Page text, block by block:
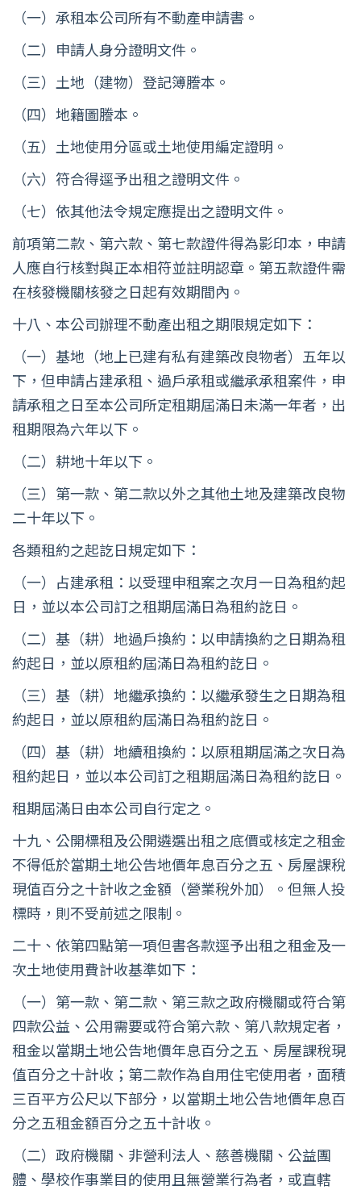
（一）承租本公司所有不動產申請書。
（二）申請人身分證明文件。
（三）土地（建物）登記簿謄本。
（四）地籍圖謄本。
（五）土地使用分區或土地使用編定證明。
（六）符合得逕予出租之證明文件。
（七）依其他法令規定應提出之證明文件。
前項第二款、第六款、第七款證件得為影印本，申請
人應自行核對與正本相符並註明認章。第五款證件需
在核發機關核發之日起有效期間內。
十八、本公司辦理不動產出租之期限規定如下：
（一）基地（地上已建有私有建築改良物者）五年以
下，但申請占建承租、過戶承租或繼承承租案件，申
請承租之日至本公司所定租期屆滿日未滿一年者，出
租期限為六年以下。
（二）耕地十年以下。
（三）第一款、第二款以外之其他土地及建築改良物
二十年以下。
各類租約之起訖日規定如下：
（一）占建承租：以受理申租案之次月一日為租約起
日，並以本公司訂之租期屆滿日為租約訖日。
（二）基（耕）地過戶換約：以申請換約之日期為租
約起日，並以原租約屆滿日為租約訖日。
（三）基（耕）地繼承換約：以繼承發生之日期為租
約起日，並以原租約屆滿日為租約訖日。
（四）基（耕）地續租換約：以原租期屆滿之次日為
租約起日，並以本公司訂之租期屆滿日為租約訖日。
租期屆滿日由本公司自行定之。
十九、公開標租及公開遴選出租之底價或核定之租金
不得低於當期土地公告地價年息百分之五、房屋課稅
現值百分之十計收之金額（營業稅外加）。但無人投
標時，則不受前述之限制。
二十、依第四點第一項但書各款逕予出租之租金及一
次土地使用費計收基準如下：
（一）第一款、第二款、第三款之政府機關或符合第
四款公益、公用需要或符合第六款、第八款規定者，
租金以當期土地公告地價年息百分之五、房屋課稅現
值百分之十計收；第二款作為自用住宅使用者，面積
三百平方公尺以下部分，以當期土地公告地價年息百
分之五租金額百分之五十計收。
（二）政府機關、非營利法人、慈善機關、公益團
體、學校作事業目的使用且無營業行為者，或直轄